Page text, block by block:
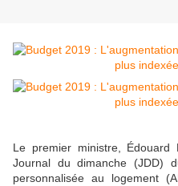
Le premier ministre, Édouard
Journal du dimanche (JDD)
personnalisée au logement